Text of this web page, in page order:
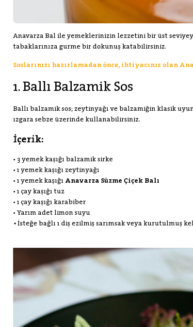
Anavarza Bal ile yemeklerinizin lezzetini bir üst
tabaklarınıza gurme bir dokunuş katabilirsiniz.
Soslarınızı hazırlamadan önce, ihtiyacınız olan
1. Ballı Balzamik Sos
Ballı balzamik sos; zeytinyağı ve balzamiğin klasik
ızgara sebze üzerinde kullanabilirsiniz.
İçerik:
• 3 yemek kaşığı balzamik sirke
• 1 yemek kaşığı zeytinyağı
• 1 yemek kaşığı Anavarza Süzme Çiçek Balı
• 1 çay kaşığı tuz
• 1 çay kaşığı karabiber
• Yarım adet limon suyu
• İsteğe bağlı 1 diş ezilmiş sarımsak veya kurutulmuş